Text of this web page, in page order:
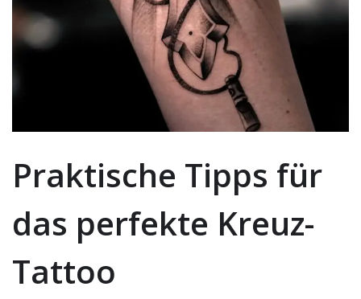
Praktische Tipps für
das perfekte Kreuz-
Tattoo